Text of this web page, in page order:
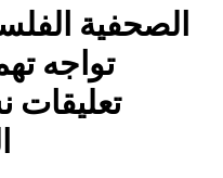
الصحفية
تواجه